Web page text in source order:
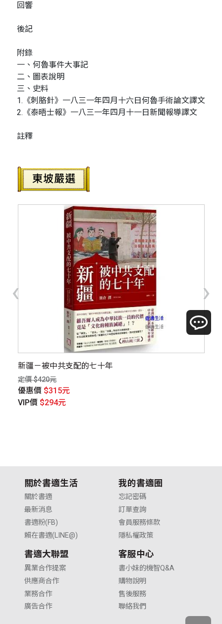
回響
後記
附錄
一、何魯事件大事記
二、圖表說明
三、史料
1.《刺胳針》一八三一年四月十六日何魯手術論文譯文
2.《泰晤士報》一八三一年四月十一日新聞報導譯文
註釋
新疆－被中共支配的七十年
定價 $420元
優惠價 $315元
VIP價 $294元
‹ ›
關於書適生活
關於書適
最新消息
書適粉(FB)
賴在書適(LINE@)
我的書適圈
忘記密碼
訂單查詢
會員服務條款
隱私權政策
書適大聯盟
異業合作提案
供應商合作
業務合作
廣告合作
客服中心
書小妹的機智Q&A
購物說明
售後服務
聯絡我們